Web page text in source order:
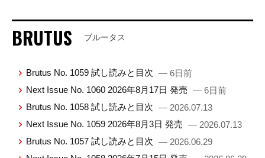
BRUTUS ブルータス
Brutus No. 1059 試し読みと目次 — 6日前
Next Issue No. 1060 2026年8月17日 発売 — 6日前
Brutus No. 1058 試し読みと目次 — 2026.07.13
Next Issue No. 1059 2026年8月3日 発売 — 2026.07.13
Brutus No. 1057 試し読みと目次 — 2026.06.29